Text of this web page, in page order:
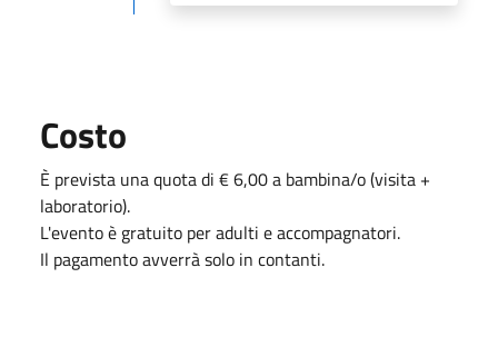
Costo
È prevista una quota di € 6,00 a bambina/o (visita +
laboratorio).
L'evento è gratuito per adulti e accompagnatori.
Il pagamento avverrà solo in contanti.